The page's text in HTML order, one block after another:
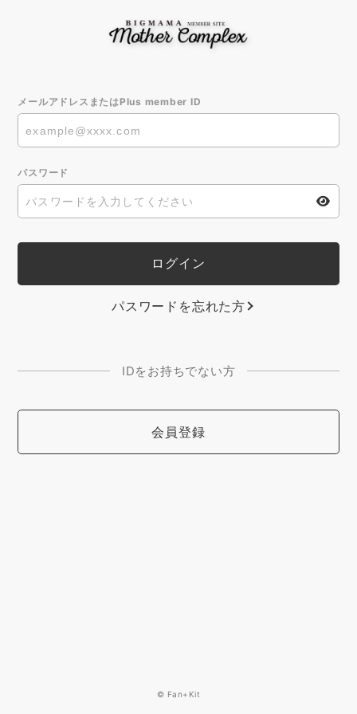
メールアドレスまたはPlus member ID
パスワード
パスワードを忘れた方
IDをお持ちでない方
会員登録
© Fan+Kit